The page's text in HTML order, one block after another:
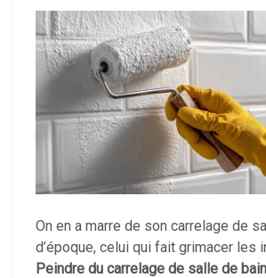
On en a marre de son carrelage de
d’époque, celui qui fait grimacer les
Peindre du carrelage de salle de